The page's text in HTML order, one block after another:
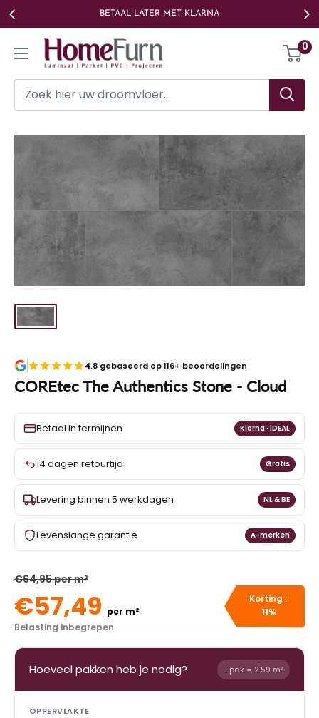
Ga
naar
BETAAL LATER MET KLARNA
Homefurn 0
4.8 gebaseerd op 116+ beoordelingen
COREtec The Authentics Stone - Cloud
Betaal in termijnen Klarna · iDEAL
14 dagen retourtijd Gratis
Levering binnen 5 werkdagen NL & BE
Levenslange garantie A-merken
€64,95 per m²
€57,49 per m²
Belasting inbegrepen
Korting :
11%
Hoeveel pakken heb je nodig? 1 pak = 2.59 m²
OPPERVLAKTE